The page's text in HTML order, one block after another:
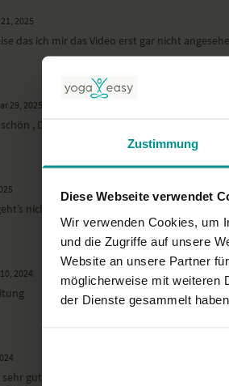
Zustimmung
Diese Webseite verwendet
Wir verwenden Cookies, um
und die Zugriffe auf unsere
Website an unsere Partner
möglicherweise mit weiteren
der Dienste gesammelt
2025
das ich mir das Video erst gar nicht
29, 2025
, Dankeschön!
nicht
2024
gut. Lieben Dank